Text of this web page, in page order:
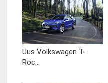
Uus Volkswagen T-
Roc...